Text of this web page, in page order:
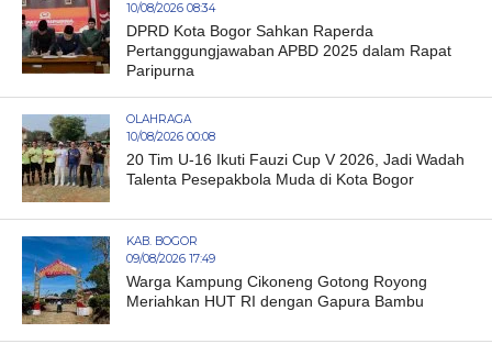
10/08/2026 08:34
DPRD Kota Bogor Sahkan Raperda
Pertanggungjawaban APBD 2025 dalam Rapat
Paripurna
OLAHRAGA
10/08/2026 00:08
20 Tim U-16 Ikuti Fauzi Cup V 2026, Jadi Wadah
Talenta Pesepakbola Muda di Kota Bogor
KAB. BOGOR
09/08/2026 17:49
Warga Kampung Cikoneng Gotong Royong
Meriahkan HUT RI dengan Gapura Bambu